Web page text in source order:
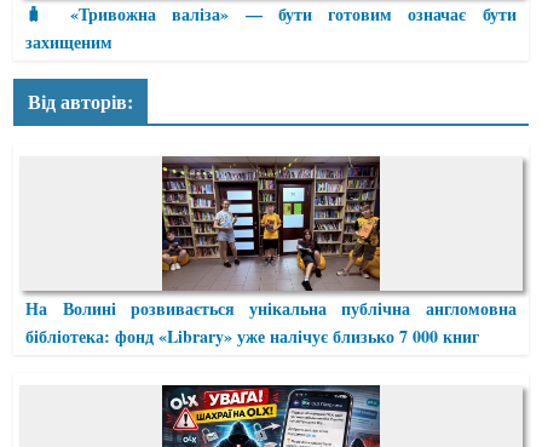
🧳 «Тривожна валіза» — бути готовим означає бути
захищеним
Від авторів:
На Волині розвивається унікальна публічна англомовна
бібліотека: фонд «Library» уже налічує близько 7 000 книг